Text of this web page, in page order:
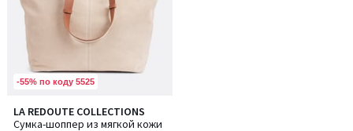
-55% по коду 5525
LA REDOUTE COLLECTIONS
Сумка-шоппер из мягкой кожи